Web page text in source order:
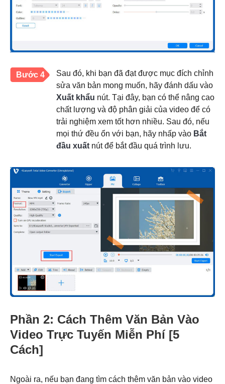
Bước 4
Sau đó, khi bạn đã đạt được mục đích chỉnh
sửa văn bản mong muốn, hãy đánh dấu vào
Xuất khẩu nút. Tại đây, bạn có thể nâng cao
chất lượng và độ phân giải của video để có
trải nghiệm xem tốt hơn nhiều. Sau đó, nếu
mọi thứ đều ổn với bạn, hãy nhấp vào Bắt
đầu xuất nút để bắt đầu quá trình lưu.
Phần 2: Cách Thêm Văn Bản Vào
Video Trực Tuyến Miễn Phí [5
Cách]
Ngoài ra, nếu bạn đang tìm cách thêm văn bản vào video